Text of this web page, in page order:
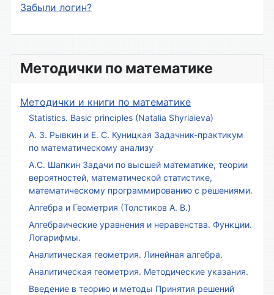
Методички по математике
Методички и книги по математике
Statistics. Basic principles (Natalia Shyriaieva)
А. З. Рывкин и Е. С. Куницкая Задачник-практикум
по математическому анализу
А.С. Шапкин Задачи по высшей математике, теории
вероятностей, математической статистике,
математическому программированию с решениями.
Алгебра и Геометрия (Толстиков А. В.)
Алгебраические уравнения и неравенства. Функции.
Логарифмы.
Аналитическая геометрия. Линейная алгебра.
Аналитическая геометрия. Методические указания.
Введение в теорию и методы Принятия решений
Забыли логин?